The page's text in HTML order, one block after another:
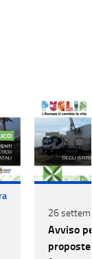
26
Avviso